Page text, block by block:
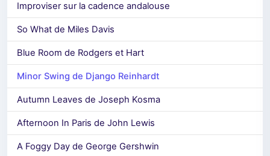
Improviser sur la cadence andalouse
So What de Miles Davis
Blue Room de Rodgers et Hart
Minor Swing de Django Reinhardt
Autumn Leaves de Joseph Kosma
Afternoon In Paris de John Lewis
A Foggy Day de George Gershwin